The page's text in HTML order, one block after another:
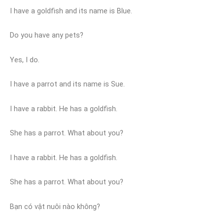
I have a goldfish and its name is Blue.
Do you have any pets?
Yes, I do.
I have a parrot and its name is Sue.
I have a rabbit. He has a goldfish.
She has a parrot. What about you?
I have a rabbit. He has a goldfish.
She has a parrot. What about you?
Bạn có vật nuôi nào không?